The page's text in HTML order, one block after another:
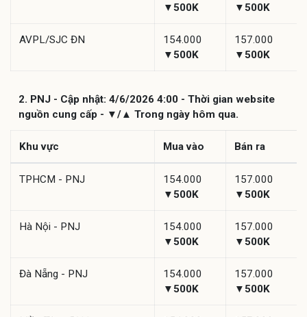
▼500K
▼500K
AVPL/SJC ĐN
154.000
▼500K
157.000
▼500K
2. PNJ - Cập nhật: 4/6/2026 4:00 - Thời gian website
nguồn cung cấp - ▼/▲ Trong ngày hôm qua.
Khu vực Mua vào Bán ra
TPHCM - PNJ
154.000
▼500K
157.000
▼500K
Hà Nội - PNJ
154.000
▼500K
157.000
▼500K
Đà Nẵng - PNJ
154.000
▼500K
157.000
▼500K